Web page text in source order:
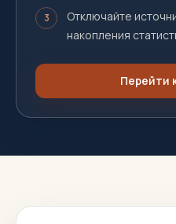
3
Отключайте
накопления
Перейти